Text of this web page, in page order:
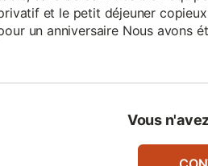
et le petit déjeuner
un anniversaire Nous avons
Vous